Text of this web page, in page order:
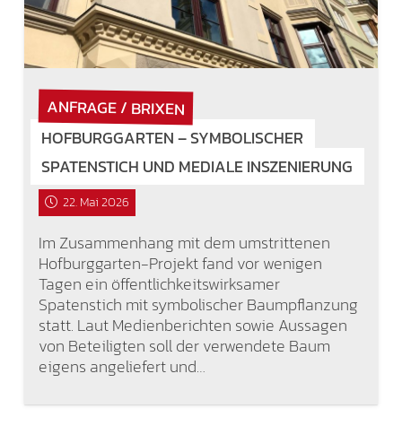
ANFRAGE / BRIXEN
HOFBURGGARTEN – SYMBOLISCHER
SPATENSTICH UND MEDIALE INSZENIERUNG
22. Mai 2026
Im Zusammenhang mit dem umstrittenen
Hofburggarten-Projekt fand vor wenigen
Tagen ein öffentlichkeitswirksamer
Spatenstich mit symbolischer Baumpflanzung
statt. Laut Medienberichten sowie Aussagen
von Beteiligten soll der verwendete Baum
eigens angeliefert und…